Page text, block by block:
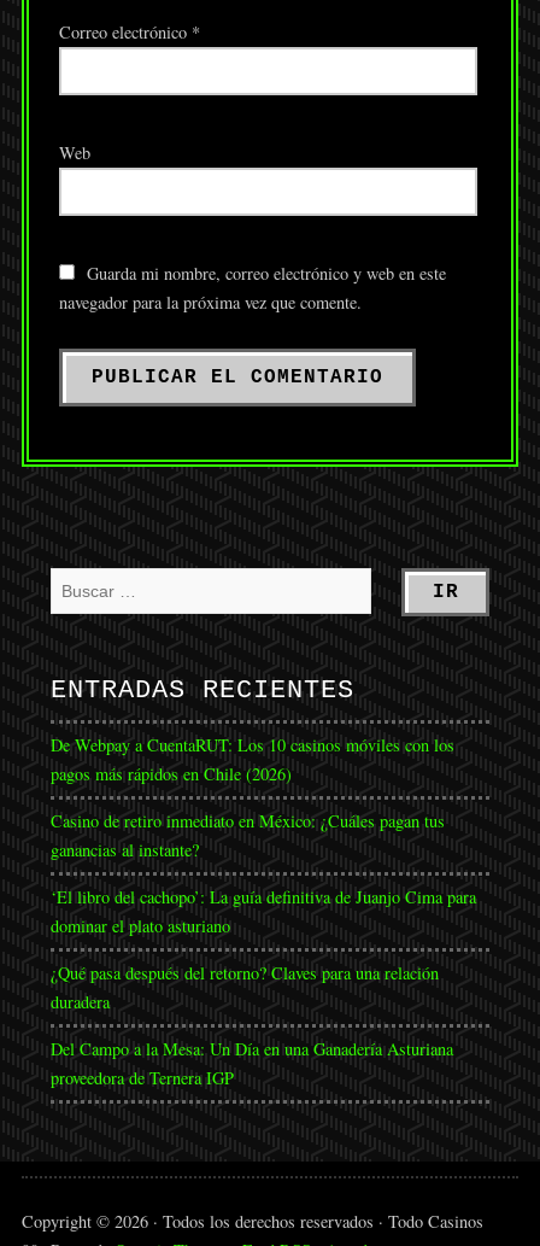
Correo electrónico *
Web
Guarda mi nombre, correo electrónico y web en este
navegador para la próxima vez que comente.
ENTRADAS RECIENTES
De Webpay a CuentaRUT: Los 10 casinos móviles con los
pagos más rápidos en Chile (2026)
Casino de retiro inmediato en México: ¿Cuáles pagan tus
ganancias al instante?
‘El libro del cachopo’: La guía definitiva de Juanjo Cima para
dominar el plato asturiano
¿Qué pasa después del retorno? Claves para una relación
duradera
Del Campo a la Mesa: Un Día en una Ganadería Asturiana
proveedora de Ternera IGP
Copyright © 2026 · Todos los derechos reservados · Todo Casinos